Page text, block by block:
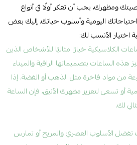
ومظهرك، يجب أن تفكر أولًا في أنواع
اليومية وأسلوب حياتك. إليك بعض
اختيار الأنسب لك:
الكلاسيكية خيارًا مثاليًا للأشخاص الذين
هذه الساعات بتصميماتها الراقية والميناء
من مواد فاخرة مثل الذهب أو الفضة. إذا
أو تسعى لتعزيز مظهرك الأنيق، فإن الساعة
لك.
تفضل الأسلوب العصري والمريح أو تمارس